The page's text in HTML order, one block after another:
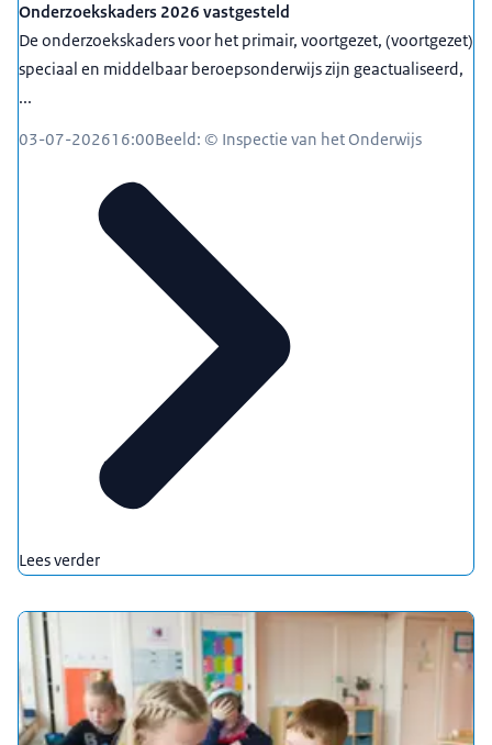
Onderzoekskaders 2026 vastgesteld
De onderzoekskaders voor het primair, voortgezet, (voortgezet)
speciaal en middelbaar beroepsonderwijs zijn geactualiseerd,
...
03-07-202616:00Beeld: © Inspectie van het Onderwijs
Lees verder